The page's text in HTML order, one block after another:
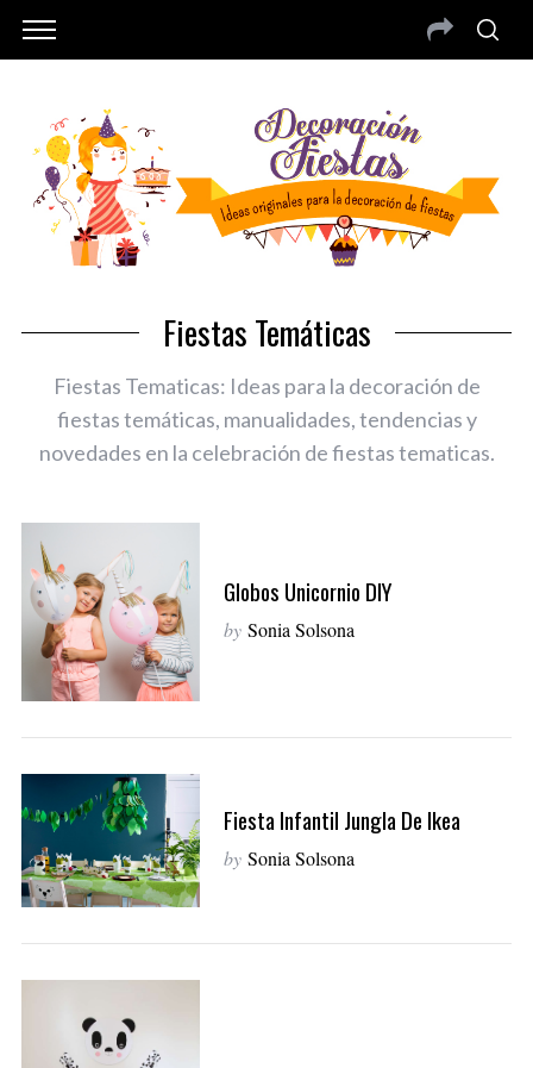
Fiestas Temáticas
Fiestas Tematicas: Ideas para la decoración de
fiestas temáticas, manualidades, tendencias y
novedades en la celebración de fiestas tematicas.
Globos Unicornio DIY
by Sonia Solsona
Fiesta Infantil Jungla De Ikea
by Sonia Solsona